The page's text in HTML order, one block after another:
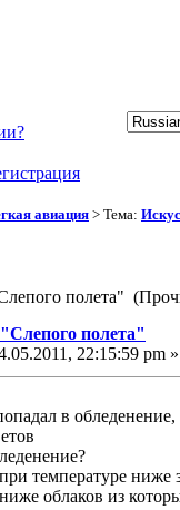
авиация> Тема:
полета"
полета"
22:15:59 pm »
в
температуре ниже
облаков из